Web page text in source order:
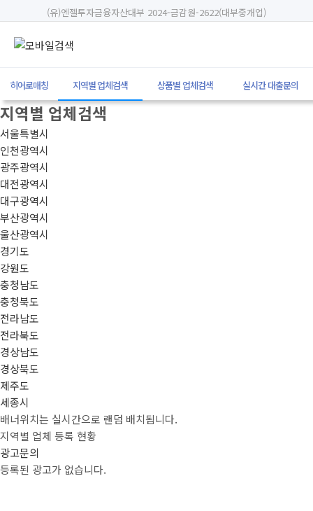
(유)엔젤투자금융자산대부 2024-금감원-2622(대부중개업)
히어로매칭 지역별 업체검색 상품별 업체검색 실시간 대출문의
지역별 업체검색
서울특별시
인천광역시
광주광역시
대전광역시
대구광역시
부산광역시
울산광역시
경기도
강원도
충청남도
충청북도
전라남도
전라북도
경상남도
경상북도
제주도
세종시
배너위치는 실시간으로 랜덤 배치됩니다.
지역별 업체 등록 현황
광고문의
등록된 광고가 없습니다.